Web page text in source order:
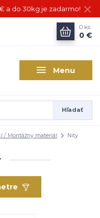
a do 30kg je zadarmo!
Menu
Hľadať
0 ks
0 €
/ Montážny materiál Nity